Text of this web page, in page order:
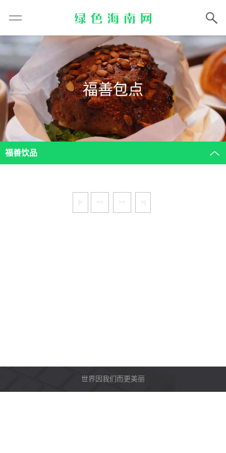
福善包点
福善饮品
|< << >> >|
世界因我们而更美丽